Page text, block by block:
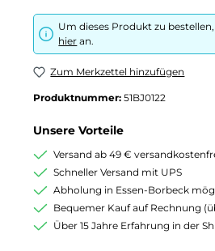
Um dieses Produkt zu
hier an.
Zum Merkzettel hinzufügen
Produktnummer: 51BJ0122
Unsere Vorteile
Versand ab 49 €
Schneller Versand mit UPS
Abholung in Essen-Borbeck
Bequemer Kauf auf Rechnung
Über 15 Jahre Erfahrung in der